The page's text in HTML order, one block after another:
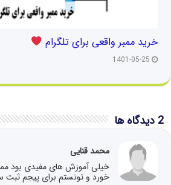
خرید ممبر واقعی برای تلگرام
1401-05-25
2 دیدگاه ها
محمد قنایی
خیلی آموزش های مفیدی بود
خورد و تونستم برای پیجم ثبت